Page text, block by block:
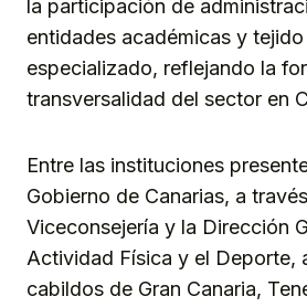
la participación de
entidades académicas y
especializado, reflejando la
transversalidad del sector en
Entre las instituciones
Gobierno de Canarias, a
Viceconsejería y la Dirección
Actividad Física y el Deporte,
cabildos de Gran Canaria,